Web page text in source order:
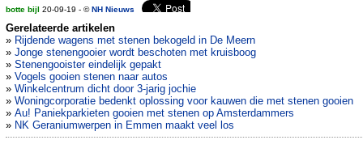
botte bijl 20-09-19 - ©NH Nieuws
Gerelateerde artikelen
» Rijdende wagens met stenen bekogeld in De Meern
» Jonge stenengooier wordt beschoten met kruisboog
» Stenengooister eindelijk gepakt
» Vogels gooien stenen naar autos
» Winkelcentrum dicht door 3-jarig jochie
» Woningcorporatie bedenkt oplossing voor kauwen die met stenen gooien
» Au! Paniekparkieten gooien met stenen op Amsterdammers
» NK Geraniumwerpen in Emmen maakt veel los